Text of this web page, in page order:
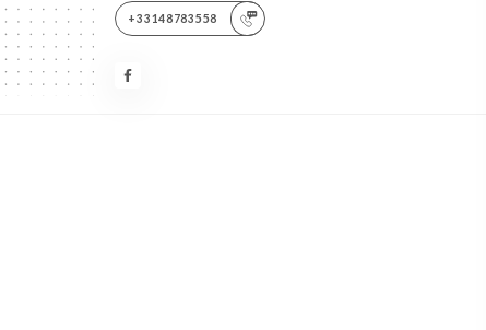
+33148783558